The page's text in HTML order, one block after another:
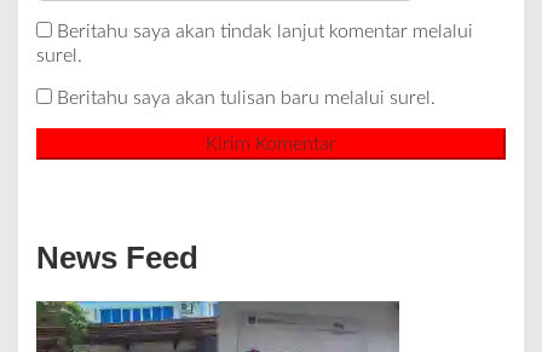
Beritahu saya akan tindak lanjut komentar melalui
surel.
Beritahu saya akan tulisan baru melalui surel.
News Feed